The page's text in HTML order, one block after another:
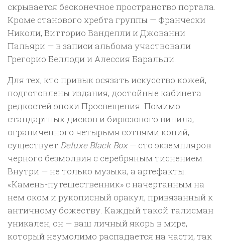
скрывается бесконечное пространство портала.
Кроме станового хребта группы — Франчески
Николи, Витторио Ванделли и Джованни
Пальяри — в записи альбома участвовали
Грегорио Беллоди и Алессия Баральди.
Для тех, кто привык осязать искусство кожей,
подготовлены издания, достойные кабинета
редкостей эпохи Просвещения. Помимо
стандартных дисков и бирюзового винила,
ограниченного четырьмя сотнями копий,
существует Deluxe Black Box— сто экземпляров
черного безмолвия с серебряным тиснением.
Внутри — не только музыка, а артефакты:
«Камень-путешественник» с начертанным на
нем оком и рукописный оракул, привязанный к
античному божеству. Каждый такой талисман
уникален, он — ваш личный якорь в мире,
который неумолимо распадается на части, так